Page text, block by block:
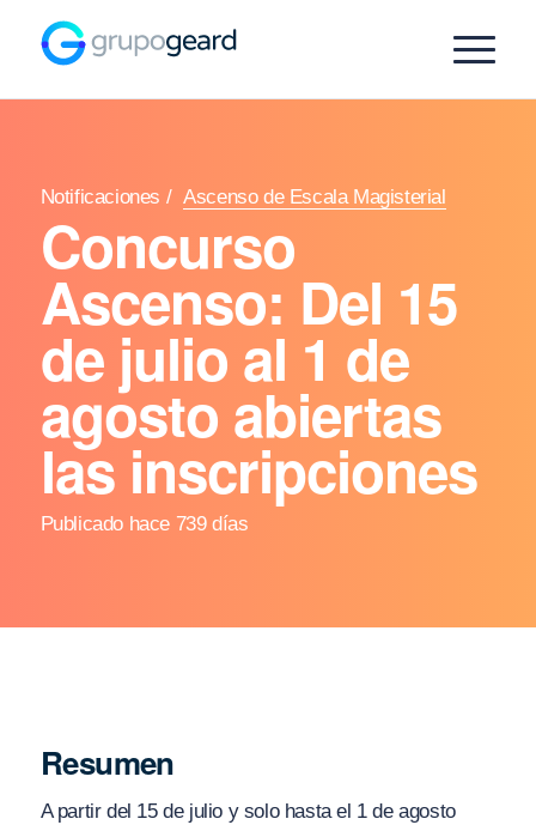
Notificaciones / Ascenso de Escala Magisterial
Concurso
Ascenso: Del 15
de julio al 1 de
agosto abiertas
las inscripciones
Publicado hace 739 días
Resumen
A partir del 15 de julio y solo hasta el 1 de agosto